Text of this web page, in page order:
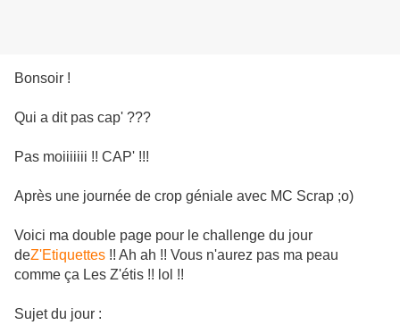
Bonsoir !
Qui a dit pas cap' ???
Pas moiiiiiii !! CAP' !!!
Après une journée de crop géniale avec MC Scrap ;o)
Voici ma double page pour le challenge du jour
deZ'Etiquettes !! Ah ah !! Vous n'aurez pas ma peau
comme ça Les Z'étis !! lol !!
Sujet du jour :